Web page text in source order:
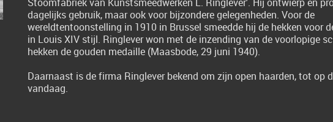
dagelijks gebruik, maar ook voor bijzondere gelegenheden. Voor de
wereldtentoonstelling in 1910 in Brussel smeedde hij de hekken voor
in Louis XIV stijl. Ringlever won met de inzending van de voorlopige
hekken de gouden medaille (Maasbode, 29 juni 1940).
Daarnaast is de firma Ringlever bekend om zijn open haarden, tot op
vandaag.